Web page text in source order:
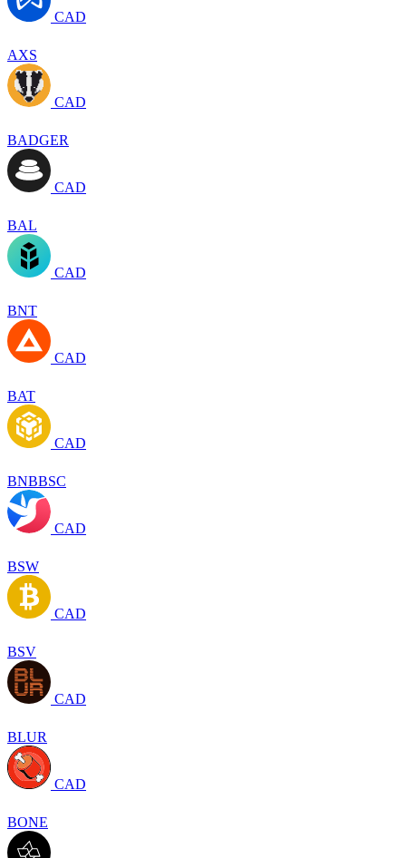
CAD
AXS
CAD
BADGER
CAD
BAL
CAD
BNT
CAD
BAT
CAD
BNBBSC
CAD
BSW
CAD
BSV
CAD
BLUR
CAD
BONE